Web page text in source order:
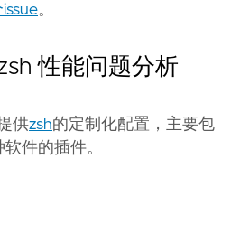
。
性能问题分析
供zsh的定制化配置，主要包
件的插件。